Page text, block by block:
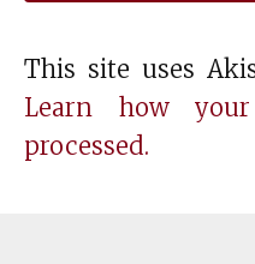
This site uses
Learn how
processed.